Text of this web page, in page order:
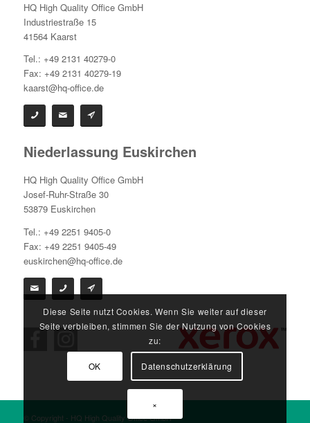
HQ High Quality Office GmbH
Industriestraße 15
41564 Kaarst
Tel.: +49 2131 40279-0
Fax: +49 2131 40279-19
kaarst@hq-office.de
Niederlassung Euskirchen
HQ High Quality Office GmbH
Josef-Ruhr-Straße 30
53879 Euskirchen
Tel.: +49 2251 9405-0
Fax: +49 2251 9405-49
euskirchen@hq-office.de
© Copyright - HQ High Quality Office GmbH
Diese Seite nutzt Cookies. Wenn Sie weiter auf dieser
Seite verbleiben, stimmen Sie der Nutzung von Cookies
zu:
OK Datenschutzerklärung
×